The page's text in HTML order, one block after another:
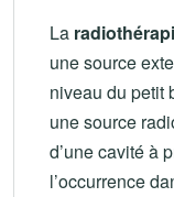
La
une source
niveau du petit
une source
d’une cavité à
l’occurrence